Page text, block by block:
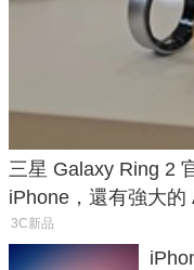
三星 Galaxy Ring 2
iPhone，還有強大
3C新品